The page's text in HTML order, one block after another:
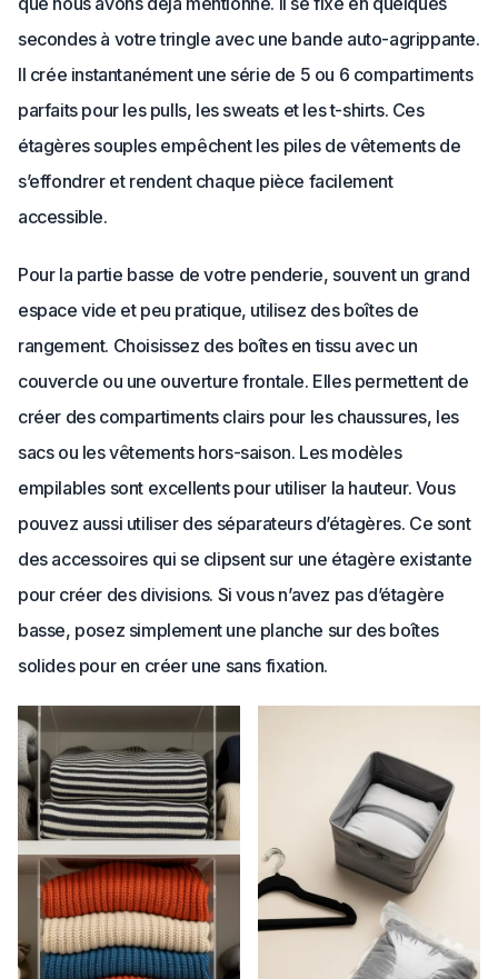
secondes à votre tringle avec une bande auto-agrippante.
Il crée instantanément une série de 5 ou 6 compartiments
parfaits pour les pulls, les sweats et les t-shirts. Ces
étagères souples empêchent les piles de vêtements de
s’effondrer et rendent chaque pièce facilement
accessible.
Pour la partie basse de votre penderie, souvent un grand
espace vide et peu pratique, utilisez des boîtes de
rangement. Choisissez des boîtes en tissu avec un
couvercle ou une ouverture frontale. Elles permettent de
créer des compartiments clairs pour les chaussures, les
sacs ou les vêtements hors-saison. Les modèles
empilables sont excellents pour utiliser la hauteur. Vous
pouvez aussi utiliser des séparateurs d’étagères. Ce sont
des accessoires qui se clipsent sur une étagère existante
pour créer des divisions. Si vous n’avez pas d’étagère
basse, posez simplement une planche sur des boîtes
solides pour en créer une sans fixation.